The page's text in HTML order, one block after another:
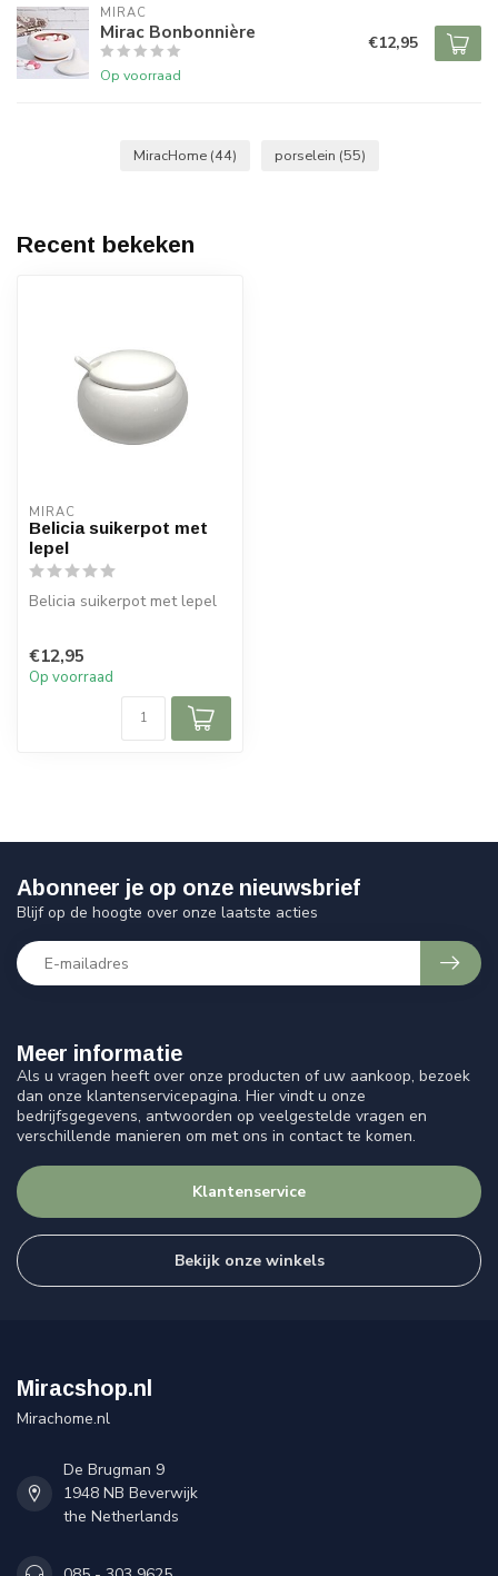
MIRAC
Mirac Bonbonnière
Op voorraad
€12,95
MiracHome (44) porselein (55)
Recent bekeken
MIRAC
Belicia suikerpot met
lepel
Belicia suikerpot met lepel
Diameter: 12 cm
Hoogte: 8 cm
€12,95
Op voorraad
Meer informatie
Als u vragen heeft over onze producten of uw aankoop, bezoek
dan onze klantenservicepagina. Hier vindt u onze
bedrijfsgegevens, antwoorden op veelgestelde vragen en
verschillende manieren om met ons in contact te komen.
Klantenservice
Bekijk onze winkels
Abonneer je op onze nieuwsbrief
Blijf op de hoogte over onze laatste acties
Miracshop.nl
Mirachome.nl
De Brugman 9
1948 NB Beverwijk
the Netherlands